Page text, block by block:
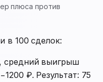
плюса против
в 100 сделок:
средний выигрыш
₽. Результат: 75